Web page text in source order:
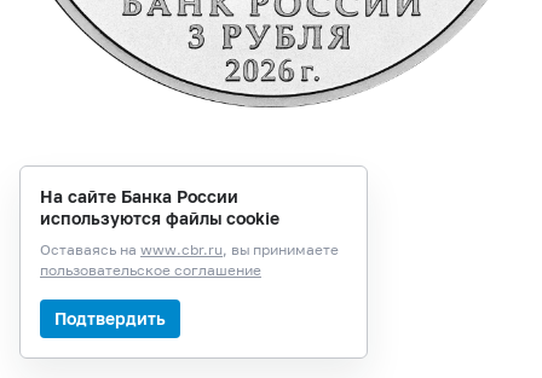
На сайте Банка России
используются файлы cookie
Оставаясь на www.cbr.ru, вы принимаете
пользовательское соглашение
Подтвердить